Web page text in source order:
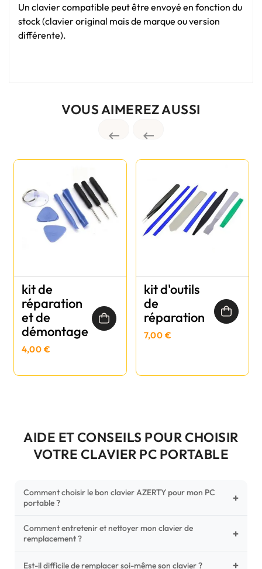
Un clavier compatible peut être envoyé en fonction du
stock (clavier original mais de marque ou version
différente).
VOUS AIMEREZ AUSSI
 
kit de
réparation
et de
démontage
4,00 €
kit d'outils
de
réparation
7,00 €
AIDE ET CONSEILS POUR CHOISIR
VOTRE CLAVIER PC PORTABLE
Comment choisir le bon clavier AZERTY pour mon PC
portable ?
+
Pour ne pas vous tromper, vérifiez trois points critiques sur
votre clavier d'origine : la disposition (AZERTY Français), la
Comment entretenir et nettoyer mon clavier de
remplacement ?
+
Un entretien régulier prolonge la vie de vos touches.
Est-il difficile de remplacer soi-même son clavier ? +